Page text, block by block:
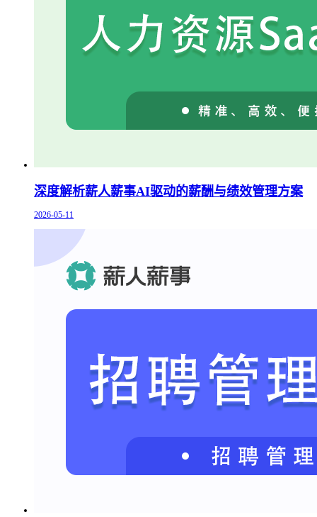
深度解析薪人薪事AI驱动的薪酬与绩效管理方案
2026-05-11